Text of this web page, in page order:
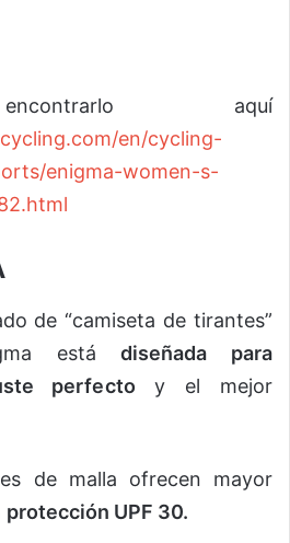
aquí
en/cycling-
enigma-women-s-
de “camiseta de tirantes”
estádiseñada para
perfectoy el mejor
de malla ofrecen mayor
protección UPF 30.